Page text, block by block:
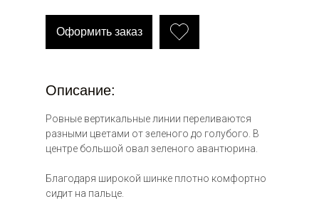
Ровные вертикальные линии переливаются
разными цветами от зеленого до голубого. В
центре большой овал зеленого авантюрина.
Благодаря широкой шинке плотно комфортно
сидит на пальце.
Описание:
Оформить заказ